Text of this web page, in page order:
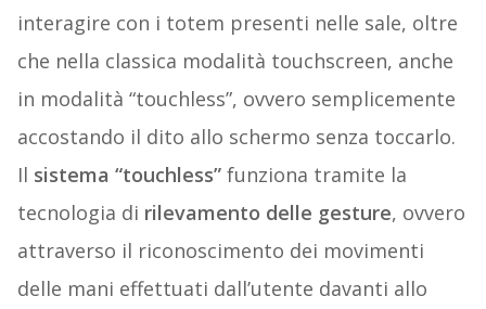
interagire con i totem presenti nelle sale, oltre
che nella classica modalità touchscreen, anche
in modalità “touchless”, ovvero semplicemente
accostando il dito allo schermo senza toccarlo.
Il sistema “touchless”funziona tramite la
tecnologia di rilevamento delle gesture, ovvero
attraverso il riconoscimento dei movimenti
delle mani effettuati dall’utente davanti allo